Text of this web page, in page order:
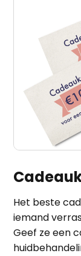
Het beste
iemand
Geef ze een